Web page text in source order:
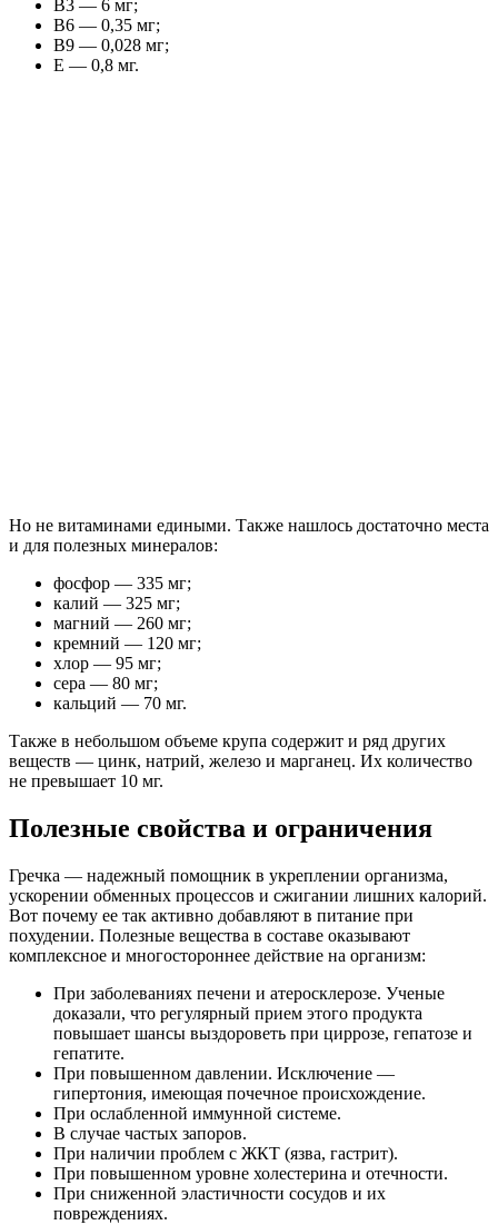
В3 — 6 мг;
В6 — 0,35 мг;
В9 — 0,028 мг;
Е — 0,8 мг.
Но не витаминами едиными. Также нашлось достаточно места
и для полезных минералов:
фосфор — 335 мг;
калий — 325 мг;
магний — 260 мг;
кремний — 120 мг;
хлор — 95 мг;
сера — 80 мг;
кальций — 70 мг.
Также в небольшом объеме крупа содержит и ряд других
веществ — цинк, натрий, железо и марганец. Их количество
не превышает 10 мг.
Полезные свойства и ограничения
Гречка — надежный помощник в укреплении организма,
ускорении обменных процессов и сжигании лишних калорий.
Вот почему ее так активно добавляют в питание при
похудении. Полезные вещества в составе оказывают
комплексное и многостороннее действие на организм:
При заболеваниях печени и атеросклерозе. Ученые
доказали, что регулярный прием этого продукта
повышает шансы выздороветь при циррозе, гепатозе и
гепатите.
При повышенном давлении. Исключение —
гипертония, имеющая почечное происхождение.
При ослабленной иммунной системе.
В случае частых запоров.
При наличии проблем с ЖКТ (язва, гастрит).
При повышенном уровне холестерина и отечности.
При сниженной эластичности сосудов и их
повреждениях.